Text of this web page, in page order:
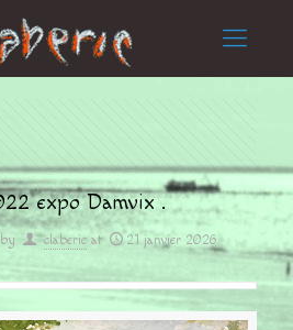
expo Damvix .
claberic at 21 janvier 2026